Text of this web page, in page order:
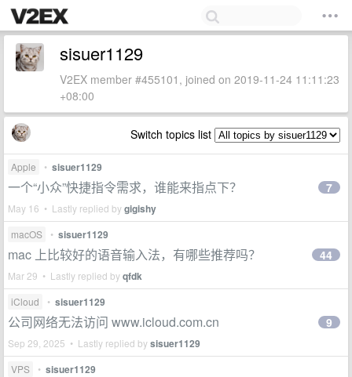
sisuer1129
V2EX member #455101, joined on 2019-11-24 11:11:23
+08:00
Switch topics list
Apple • sisuer1129
一个“小众”快捷指令需求，谁能来指点下？
May 16 • Lastly replied bygigishy
7
macOS • sisuer1129
mac 上比较好的语音输入法，有哪些推荐吗？
Mar 29 • Lastly replied byqfdk
44
iCloud • sisuer1129
公司网络无法访问 www.icloud.com.cn
Sep 29, 2025 • Lastly replied bysisuer1129
9
VPS • sisuer1129